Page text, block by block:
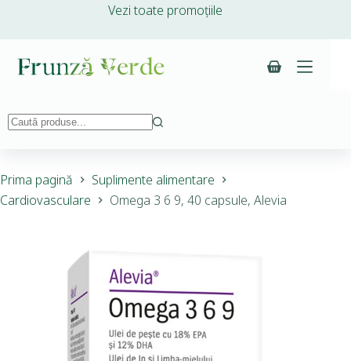
Vezi toate promoțiile
Prima pagină
Suplimente alimentare
Cardiovasculare
Omega 3 6 9, 40 capsule, Alevia